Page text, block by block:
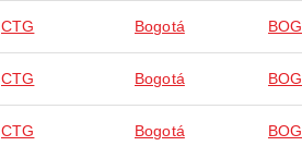
CTG Bogotá BOG
CTG Bogotá BOG
CTG Bogotá BOG